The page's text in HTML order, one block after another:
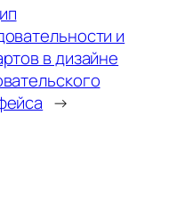
и
в дизайне
→